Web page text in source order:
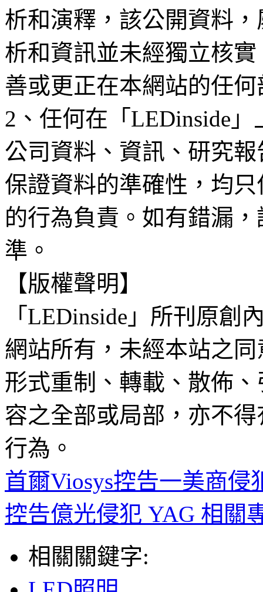
析和演釋，該公開資料
析和資訊並未經獨立核
善或更正在本網站的任
2、任何在「LEDinside
公司資料、資訊、研究
保證資料的準確性，均
的行為負責。如有錯漏
準。
【版權聲明】
「LEDinside」所刊原創
網站所有，未經本站之
形式重制、轉載、散佈
容之全部或局部，亦不
行為。
首爾Viosys控告一美商侵
控告億光侵犯 YAG 相關
相關關鍵字: